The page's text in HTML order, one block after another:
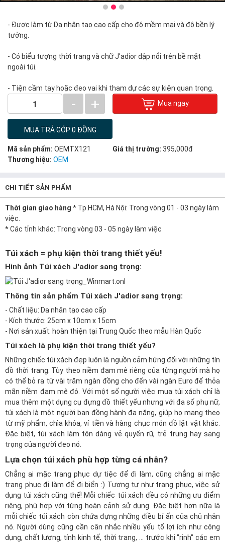
- Được làm từ Da nhân tạo cao cấp cho độ mềm mại và độ bền lý
tưởng.
- Có biểu tượng thời trang và chữ J'adior dập nổi trên bề mặt
ngoài túi.
- Tiện cầm tay hoặc đeo vai khi tham dự các sự kiện quan trọng.
1 - + Mua ngay
MUA TRẢ GÓP 0 ĐỒNG
Mã sản phẩm: OEMTX121 Giá thị trường: 395,000đ
Thương hiệu: OEM
CHI TIẾT SẢN PHẨM
Thời gian giao hàng * Tp.HCM, Hà Nội: Trong vòng 01 - 03 ngày làm
việc.
* Các tỉnh khác: Trong vòng 03 - 05 ngày làm việc
Túi xách = phụ kiện thời trang thiết yếu!
Hình ảnh Túi xách J'adior sang trọng:
Thông tin sản phẩm Túi xách J'adior sang trọng:
- Chất liệu: Da nhân tạo cao cấp
- Kích thước: 25cm x 10cm x 15cm
- Nơi sản xuất: hoàn thiện tại Trung Quốc theo mẫu Hàn Quốc
Túi xách là phụ kiện thời trang thiết yếu?
Những chiếc túi xách đẹp luôn là nguồn cảm hứng đối với những tín
đồ thời trang. Tùy theo niềm đam mê riêng của từng người mà họ
có thể bỏ ra từ vài trăm ngàn đồng cho đến vài ngàn Euro để thỏa
mãn niềm đam mê đó. Với một số người việc mua túi xách chỉ là
mua thêm một dụng cụ đựng đồ thiết yếu nhưng với đa số phụ nữ,
túi xách là một người bạn đồng hành đa năng, giúp họ mang theo
từ mỹ phẩm, chìa khóa, ví tiền và hàng chục món đồ lặt vặt khác.
Đặc biệt, túi xách làm tôn dáng vẻ quyến rũ, trẻ trung hay sang
trọng của người đeo nó.
Lựa chọn túi xách phù hợp từng cá nhân?
Chẳng ai mặc trang phục dự tiệc để đi làm, cũng chẳng ai mặc
trang phục đi làm để đi biển :) Tương tự như trang phục, việc sử
dụng túi xách cũng thế! Mỗi chiếc túi xách đều có những ưu điểm
riêng, phù hợp với từng hoàn cảnh sử dụng. Đặc biệt hơn nữa là
mỗi chiếc túi xách còn chứa đựng những điều bí ẩn của chủ nhân
nó. Người dùng cũng cần cân nhắc nhiều yếu tố lợi ích như công
dụng, chất lượng, tính kinh tế, thời trang, ... trước khi "rinh" các em